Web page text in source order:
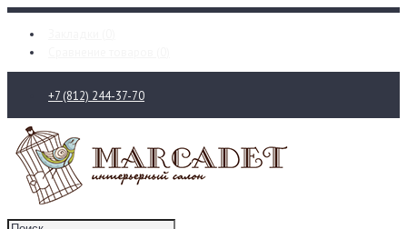
+7 (812) 244-37-70